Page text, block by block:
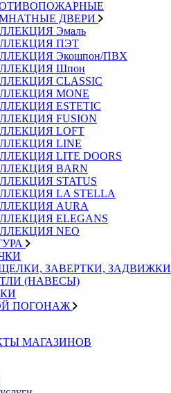
ДВЕРИ
Эмаль
ПЭТ
Экошпон/ПВХ
Шпон
CLASSIC
MONE
ESTETIC
FUSION
LOFT
LINE
LITE DOORS
BARN
STATUS
LA STELLA
AURA
ELEGANS
NEO
ЗАВЕРТКИ, ЗАДВИЖКИ
(НАВЕСЫ)
ПОГОНАЖ
МАГАЗИНОВ